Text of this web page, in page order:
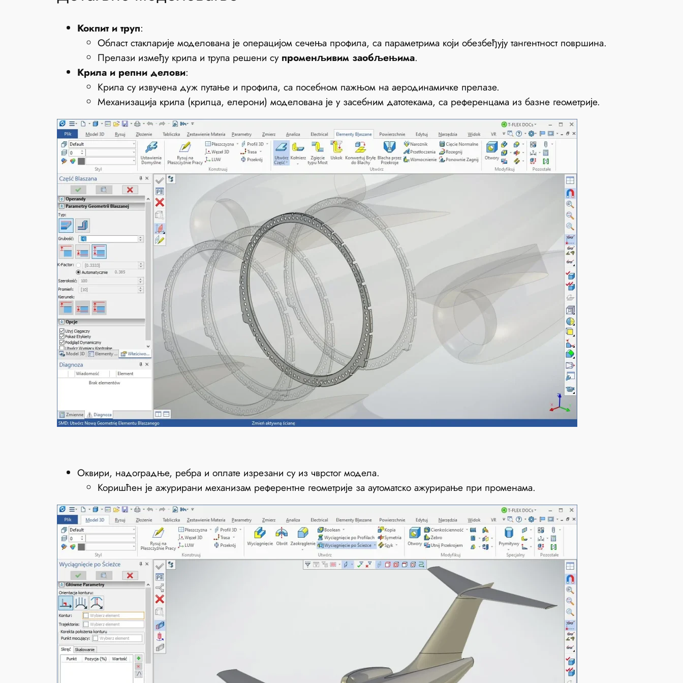
Кокпит и труп:
Област стакларије моделована је операцијом сечења профила, са параметрима који обезбеђују тангентност површина.
Прелази између крила и трупа решени су променљивим заобљењима.
Крила и репни делови:
Крила су извучена дуж путање и профила, са посебном пажњом на аеродинамичке прелазе.
Механизација крила (крилца, елерони) моделована је у засебним датотекама, са референцама из базне геометрије.
Оквири, надоградње, ребра и оплате изрезани су из чврстог модела.
Коришћен је ажурирани механизам референтне геометрије за аутоматско ажурирање при променама.